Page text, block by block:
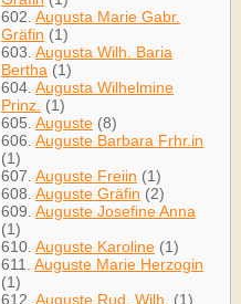
602. Augusta Marie Gabr.
Gräfin (1)
603. Augusta Wilh. Baria
Bertha (1)
604. Augusta Wilhelmine
Prinz. (1)
605. Auguste (8)
606. Auguste Barbara Frhr.in
(1)
607. Auguste Freiin (1)
608. Auguste Gräfin (2)
609. Auguste Josefine Anna
(1)
610. Auguste Karoline (1)
611. Auguste Marie Herzogin
(1)
612. Auguste Rud. Wilh.
(1)